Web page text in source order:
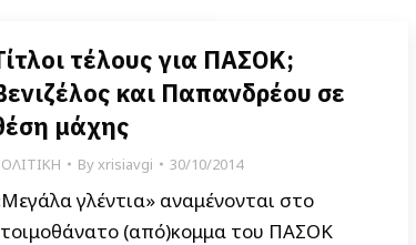
τέλους για ΠΑΣΟΚ;
και Παπανδρέου σε
μάχης
Byxrisiavgi 30/10/2014
γλέντια» αναμένονται στο
(από)κομμα του ΠΑΣΟΚ